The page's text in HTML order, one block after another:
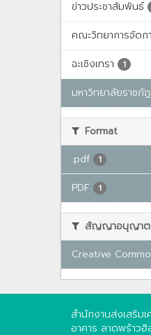
ข่าวประชาสัมพันธ์
คณะวิทยาการจัดก
ฉะเชิงเทรา 1
มหาวิทยาลัยราชภัฏ
Format
.pdf
1
PDF 1
สัญญาอนุญาต
Creative
สำนักงานส่งเสริม
อาคาร ลาดพร้าว